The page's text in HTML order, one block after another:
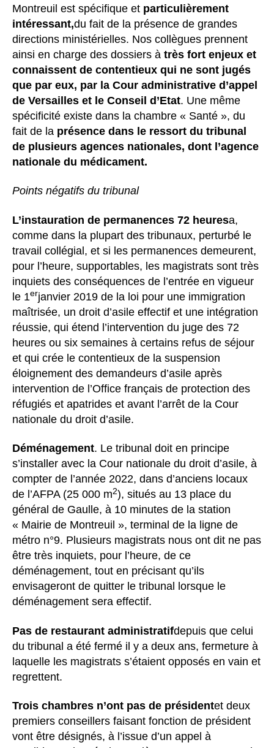
Montreuil est spécifique et particulièrement
intéressant,du fait de la présence de grandes
directions ministérielles. Nos collègues prennent
ainsi en charge des dossiers à très fort enjeux et
connaissent de contentieux qui ne sont jugés
que par eux, par la Cour administrative d’appel
de Versailles et le Conseil d’Etat. Une même
spécificité existe dans la chambre « Santé », du
fait de la présence dans le ressort du tribunal
de plusieurs agences nationales, dont l’agence
nationale du médicament.
Points négatifs du tribunal
L’instauration de permanences 72 heuresa,
comme dans la plupart des tribunaux, perturbé le
travail collégial, et si les permanences demeurent,
pour l’heure, supportables, les magistrats sont très
inquiets des conséquences de l’entrée en vigueur
le 1erjanvier 2019 de la loi pour une immigration
maîtrisée, un droit d’asile effectif et une intégration
réussie, qui étend l’intervention du juge des 72
heures ou six semaines à certains refus de séjour
et qui crée le contentieux de la suspension
éloignement des demandeurs d’asile après
intervention de l’Office français de protection des
réfugiés et apatrides et avant l’arrêt de la Cour
nationale du droit d’asile.
Déménagement. Le tribunal doit en principe
s’installer avec la Cour nationale du droit d’asile, à
compter de l’année 2022, dans d’anciens locaux
de l’AFPA (25 000 m2), situés au 13 place du
général de Gaulle, à 10 minutes de la station
« Mairie de Montreuil », terminal de la ligne de
métro n°9. Plusieurs magistrats nous ont dit ne pas
être très inquiets, pour l’heure, de ce
déménagement, tout en précisant qu’ils
envisageront de quitter le tribunal lorsque le
déménagement sera effectif.
Pas de restaurant administratifdepuis que celui
du tribunal a été fermé il y a deux ans, fermeture à
laquelle les magistrats s’étaient opposés en vain et
regrettent.
Trois chambres n’ont pas de présidentet deux
premiers conseillers faisant fonction de président
vont être désignés, à l’issue d’un appel à